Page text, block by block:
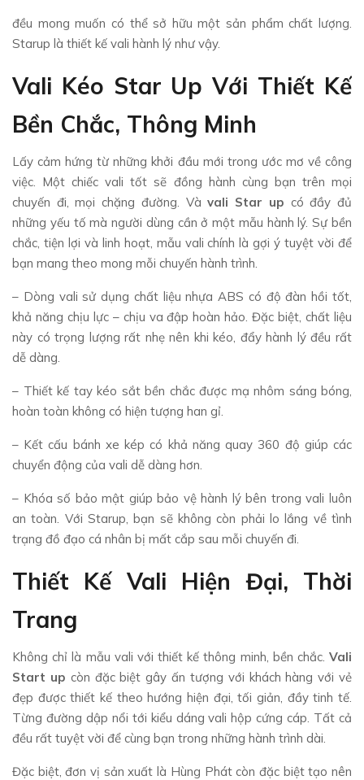
đều mong muốn có thể sở hữu một sản phẩm chất lượng.
Starup là thiết kế vali hành lý như vậy.
Vali Kéo Star Up Với Thiết Kế
Bền Chắc, Thông Minh
Lấy cảm hứng từ những khởi đầu mới trong ước mơ về công
việc. Một chiếc vali tốt sẽ đồng hành cùng bạn trên mọi
chuyến đi, mọi chặng đường. Vàvali Star up có đầy đủ
những yếu tố mà người dùng cần ở một mẫu hành lý. Sự bền
chắc, tiện lợi và linh hoạt, mẫu vali chính là gợi ý tuyệt vời để
bạn mang theo mong mỗi chuyến hành trình.
– Dòng vali sử dụng chất liệu nhựa ABS có độ đàn hồi tốt,
khả năng chịu lực – chịu va đập hoàn hảo. Đặc biệt, chất liệu
này có trọng lượng rất nhẹ nên khi kéo, đẩy hành lý đều rất
dễ dàng.
– Thiết kế tay kéo sắt bền chắc được mạ nhôm sáng bóng,
hoàn toàn không có hiện tượng han gỉ.
– Kết cấu bánh xe kép có khả năng quay 360 độ giúp các
chuyển động của vali dễ dàng hơn.
– Khóa số bảo mật giúp bảo vệ hành lý bên trong vali luôn
an toàn. Với Starup, bạn sẽ không còn phải lo lắng về tình
trạng đồ đạo cá nhân bị mất cắp sau mỗi chuyến đi.
Thiết Kế Vali Hiện Đại, Thời
Trang
Không chỉ là mẫu vali với thiết kế thông minh, bền chắc. Vali
Start up còn đặc biệt gây ấn tượng với khách hàng với vẻ
đẹp được thiết kế theo hướng hiện đại, tối giản, đầy tinh tế.
Từng đường dập nổi tới kiểu dáng vali hộp cứng cáp. Tất cả
đều rất tuyệt vời để cùng bạn trong những hành trình dài.
Đặc biệt, đơn vị sản xuất là Hùng Phát còn đặc biệt tạo nên